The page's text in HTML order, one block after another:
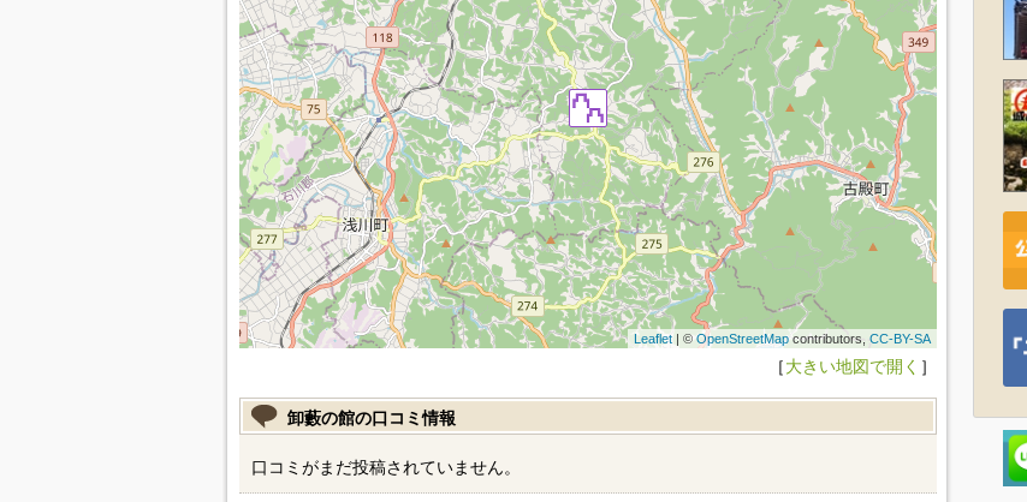
Leaflet| © OpenStreetMapcontributors, CC-BY-SA
［大きい地図で開く ］
卸藪の館の口コミ情報
口コミがまだ投稿されていません。